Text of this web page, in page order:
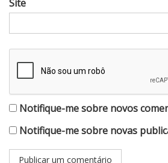
Site
Notifique-me sobre novos
Notifique-me sobre novas